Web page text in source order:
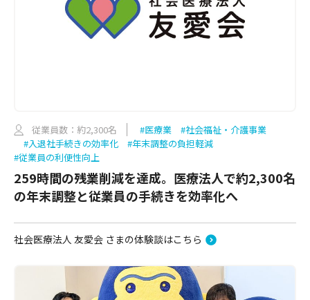
従業員数：約2,300名 #医療業
#社会福祉・介護事業
#入退社手続きの効率化
#年末調整の負担軽減
#従業員の利便性向上
259時間の残業削減を達成。医療法人で約2,300名
の年末調整と従業員の手続きを効率化へ
社会医療法人 友愛会 さまの体験談はこちら